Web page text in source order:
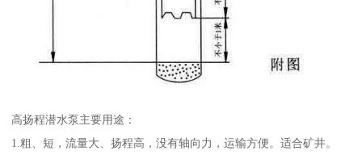
高扬程潜水泵主要用途：
1.粗、短，流量大、扬程高，没有轴向力，运输方便。适合矿井。